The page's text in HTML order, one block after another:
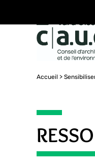
Accueil